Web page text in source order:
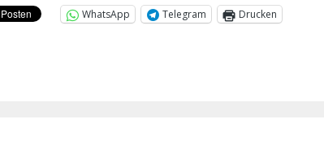
WhatsApp Telegram Drucken